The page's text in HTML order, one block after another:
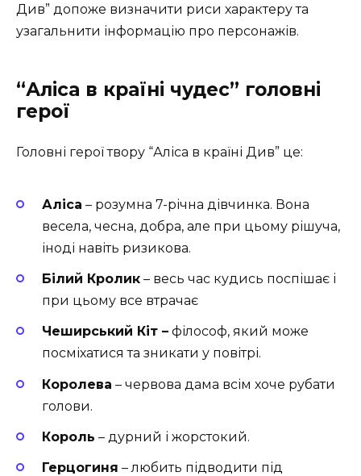
Див” допоже визначити риси характеру та
узагальнити інформацію про персонажів.
“Аліса в країні чудес” головні
герої
Головні герої твору “Аліса в країні Див” це:
Аліса – розумна 7-річна дівчинка. Вона
весела, чесна, добра, але при цьому рішуча,
іноді навіть ризикова.
Білий Кролик – весь час кудись поспішає і
при цьому все втрачає
Чеширський Кіт – філософ, який може
посміхатися та зникати у повітрі.
Королева – червова дама всім хоче рубати
голови.
Король – дурний і жорстокий.
Герцогиня – любить підводити під